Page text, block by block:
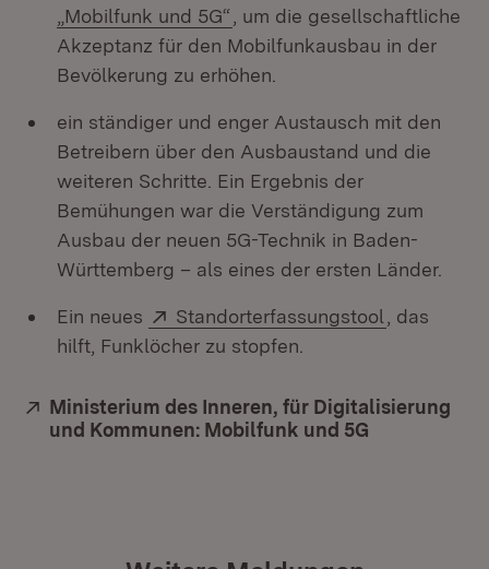
„Mobilfunk und 5G“ (Öffnet in neuem Fenster)
, um die gesellschaftliche
Akzeptanz für den Mobilfunkausbau in der
Bevölkerung zu erhöhen.
ein ständiger und enger Austausch mit den
Betreibern über den Ausbaustand und die
weiteren Schritte. Ein Ergebnis der
Bemühungen war die Verständigung zum
Ausbau der neuen 5G-Technik in Baden-
Württemberg – als eines der ersten Länder.
Ein neues Extern:
Standorterfassungstool (Öffnet in
, das
hilft, Funklöcher zu stopfen.
Extern:
Ministerium des Inneren, für Digitalisierung
und Kommunen: Mobilfunk und 5G